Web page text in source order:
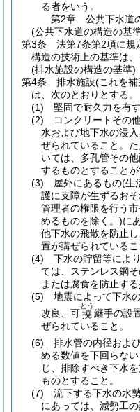
る者をいう。
第2章
公共下水道
(公共下水道の構造の基
第3条
法第7条第2項に規
構造の技術上の基準は
(排水施設の構造の基準)
第4条
排水施設(これを
は、次のとおりとする。
(1)
堅固で耐久力を有
(2)
コンクリートその
水および地下水の浸
ぜられていること。
いては、多孔管その
するものとすることが
(3)
屋外にあるもの(生
護に支障が生ずるお
管理者の権限を行う
めるものを除く。)に
他下水の飛散を防止
置が講ぜられているこ
(4)
下水の貯留等によ
ては、ステンレス鋼
または腐食を防止す
(5)
地震によって下水
改良、可撓
とう
継手の設
ぜられていること。
(6)
排水管の内径およ
める数値を下回らな
じ、排除すべき下水
ものとすること。
(7)
流下する下水の水
にあっては、減勢工